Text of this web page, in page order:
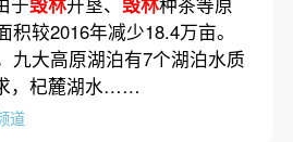
积较2016年减少18.4万亩。
九大高原湖泊有7个湖泊水质
，杞麓湖水……
道